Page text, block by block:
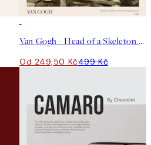
Van Gogh - Head of a Skeleton With a Burning Cigarette Plakát
Od 249,50 Kč499 Kč